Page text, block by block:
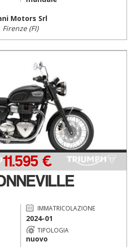
Motors Srl
Firenze (FI)
€
IMMATRICOLAZIONE
2024-01
TIPOLOGIA
nuovo